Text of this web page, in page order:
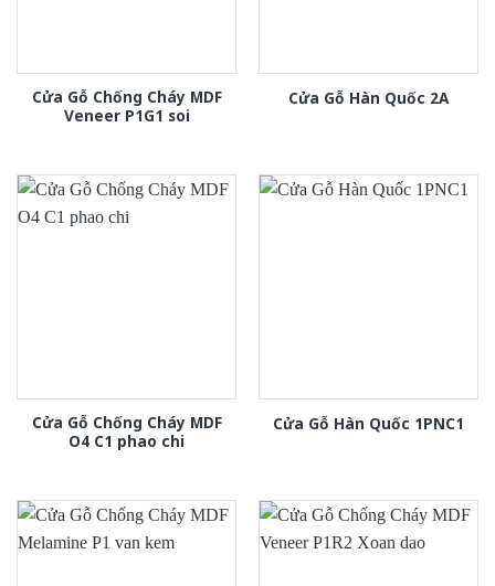
Cửa Gỗ Chống Cháy MDF
Veneer P1G1 soi
Cửa Gỗ Hàn Quốc 2A
Cửa Gỗ Chống Cháy MDF
O4 C1 phao chi
Cửa Gỗ Hàn Quốc 1PNC1